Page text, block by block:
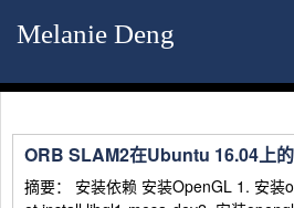
Melanie Deng
ORB SLAM2在Ubuntu 16.04上
摘要： 安装依赖 安装OpenGL 1. 安